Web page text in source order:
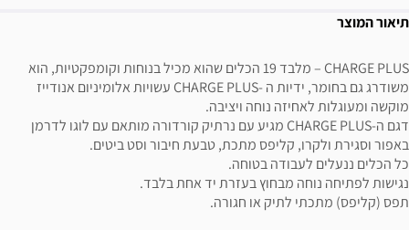
תיאור המוצר
CHARGE PLUS – מלבד 19 הכלים שהוא מכיל בנוחות וקומפקטיות, הוא
משודרג גם בחומר, ידיות ה -CHARGE PLUS עשויות אלומיניום אנודייז
מוקשה ומעוגלות לאחיזה נוחה ויציבה.
דגם ה-CHARGE PLUS מגיע עם נרתיק קורדורה מותאם עם לוגו לדרמן
באפור וסגירת ולקרו, קליפס מתכת, טבעת חיבור וסט ביטים.
כל הכלים ננעלים לעבודה בטוחה.
נגישות לפתיחה נוחה מבחוץ בעזרת יד אחת בלבד.
תפס (קליפס) מתכתי לתיק או חגורה.